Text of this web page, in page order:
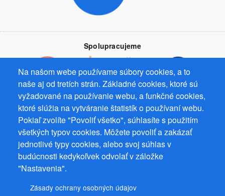
Na našom webe používame súbory cookies, a to
naše aj od tretích strán. Základné cookies, ktoré sú
vyžadované na používanie webu, a funkčné cookies,
ktoré slúžia na vytváranie štatistík o používaní webu.
Pokiaľ zvolíte "Povoliť všetko", súhlasíte s použitím
všetkých typov cookies. Môžete povoliť a zakázať
jednotlivé typy cookies, alebo svoj súhlas v
budúcnosti kedykoľvek odvolať v záložke
"Nastavenia".
Zásady ochrany osobných údajov
Spolupracujeme
Prevádzkovateľ: Mgr. Bc. Žaneta Radimecká, MBA, Ostrov 256, 561
22 Ostrov, IČ 08993033, DIČ CZ9161263958
© 2026PuzzleWebss.r.o.